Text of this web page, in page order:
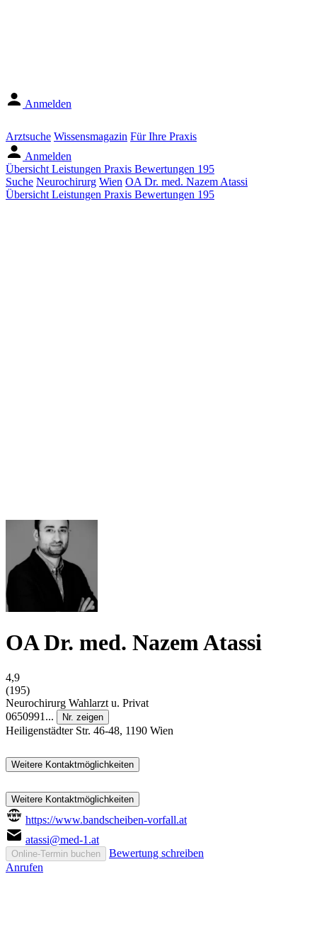
Anmelden
Arztsuche Wissensmagazin Für Ihre Praxis
Anmelden
Übersicht Leistungen Praxis Bewertungen 195
Suche Neurochirurg Wien OA Dr. med. Nazem Atassi
Übersicht Leistungen Praxis Bewertungen 195
OA Dr. med. Nazem Atassi
4,9
(195)
Neurochirurg Wahlarzt u. Privat
0650991...
Nr. zeigen
Heiligenstädter Str. 46-48, 1190 Wien
Weitere Kontaktmöglichkeiten
Weitere Kontaktmöglichkeiten
https://www.bandscheiben-vorfall.at
atassi@med-1.at
Online-Termin buchen
Bewertung schreiben
Anrufen